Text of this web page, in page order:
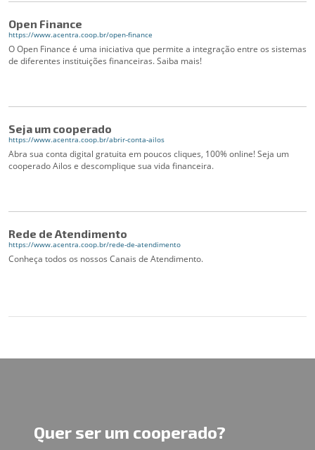
Open Finance
https://www.acentra.coop.br/open-finance
O Open Finance é uma iniciativa que permite a integração entre os sistemas
de diferentes instituições financeiras. Saiba mais!
Seja um cooperado
https://www.acentra.coop.br/abrir-conta-ailos
Abra sua conta digital gratuita em poucos cliques, 100% online! Seja um
cooperado Ailos e descomplique sua vida financeira.
Rede de Atendimento
https://www.acentra.coop.br/rede-de-atendimento
Conheça todos os nossos Canais de Atendimento.
Quer ser um cooperado?